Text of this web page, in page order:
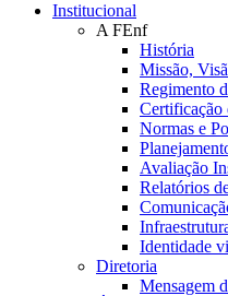
Institucional
A FEnf
História
Missão,
Regimento
Certificação
Normas e
Avaliação
Relatórios
Identidade
Diretoria
Mensagem